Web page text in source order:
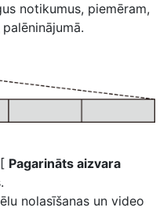
notikumus, piemēram,
Pagarināts aizvara
nolasīšanas un video